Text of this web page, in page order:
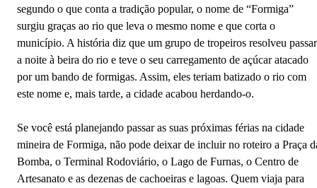
segundo o que conta a tradição popular, o nome de “Formiga”
surgiu graças ao rio que leva o mesmo nome e que corta o
município. A história diz que um grupo de tropeiros resolveu passar
a noite à beira do rio e teve o seu carregamento de açúcar atacado
por um bando de formigas. Assim, eles teriam batizado o rio com
este nome e, mais tarde, a cidade acabou herdando-o.
Se você está planejando passar as suas próximas férias na cidade
mineira de Formiga, não pode deixar de incluir no roteiro a Praça
Bomba, o Terminal Rodoviário, o Lago de Furnas, o Centro de
Artesanato e as dezenas de cachoeiras e lagoas. Quem viaja para